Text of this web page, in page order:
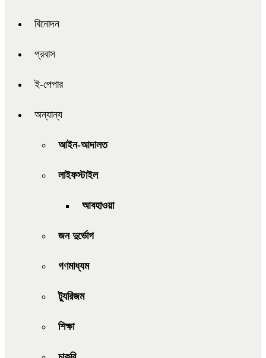
বিনোদন
প্রবাস
ই-পেপার
অন্যান্য
আইন-আদালত
লাইফস্টাইল
আবহাওয়া
জন দুর্ভোগ
গণমাধ্যম
ট্যুরিজম
শিক্ষা